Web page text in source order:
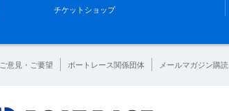
チケットショップ
ご意見・ご要望 ボートレース関係団体 メールマガジン購読